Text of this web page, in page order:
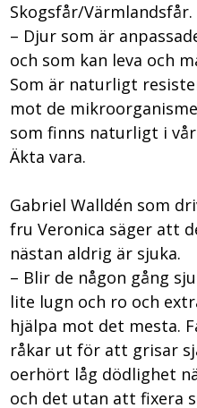
Skogsfår/Värmlandsfår.
– Djur som är
och som kan leva och
Som är naturligt
mot de
som finns naturligt i
Äkta vara.
Gabriel Walldén som
fru Veronica säger att
nästan aldrig är sjuka.
– Blir de någon gång
lite lugn och ro och
hjälpa mot det mesta.
råkar ut för att grisar
oerhört låg dödlighet
och det utan att fixera